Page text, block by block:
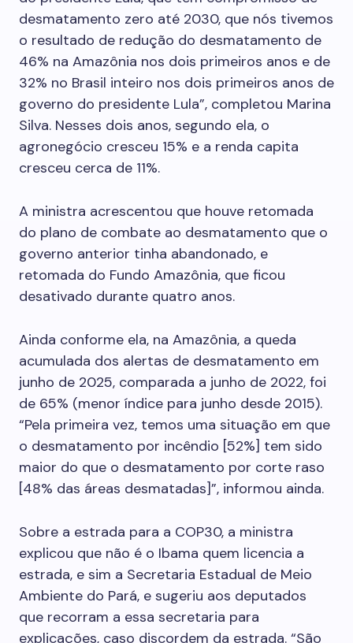
desmatamento zero até 2030, que nós tivemos
o resultado de redução do desmatamento de
46% na Amazônia nos dois primeiros anos e de
32% no Brasil inteiro nos dois primeiros anos de
governo do presidente Lula”, completou Marina
Silva. Nesses dois anos, segundo ela, o
agronegócio cresceu 15% e a renda capita
cresceu cerca de 11%.
A ministra acrescentou que houve retomada
do plano de combate ao desmatamento que o
governo anterior tinha abandonado, e
retomada do Fundo Amazônia, que ficou
desativado durante quatro anos.
Ainda conforme ela, na Amazônia, a queda
acumulada dos alertas de desmatamento em
junho de 2025, comparada a junho de 2022, foi
de 65% (menor índice para junho desde 2015).
“Pela primeira vez, temos uma situação em que
o desmatamento por incêndio [52%] tem sido
maior do que o desmatamento por corte raso
[48% das áreas desmatadas]”, informou ainda.
Sobre a estrada para a COP30, a ministra
explicou que não é o Ibama quem licencia a
estrada, e sim a Secretaria Estadual de Meio
Ambiente do Pará, e sugeriu aos deputados
que recorram a essa secretaria para
explicações, caso discordem da estrada. “São